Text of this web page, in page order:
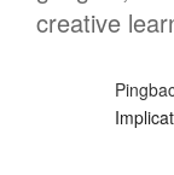
creative